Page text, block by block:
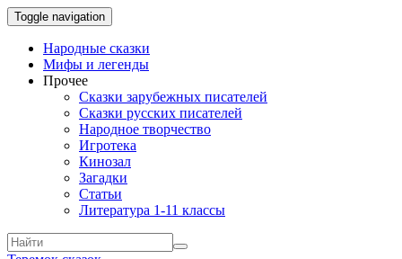
Toggle navigation
Народные сказки
Мифы и легенды
Прочее
Сказки зарубежных писателей
Сказки русских писателей
Народное творчество
Игротека
Кинозал
Загадки
Статьи
Литература 1-11 классы